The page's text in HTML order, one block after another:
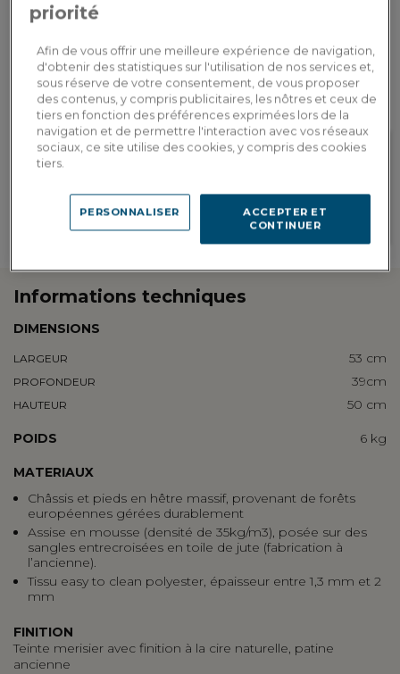
Estimer mes frais de livraison par pays
Gagnez 35 points de fidélité, soit
une réduction de 7,00€ à valoir
sur votre prochaine commande
showroom
Retrouvez les adresses de nos
showrooms
Informations techniques
DIMENSIONS
LARGEUR 53 cm
PROFONDEUR 39cm
HAUTEUR 50 cm
POIDS 6 kg
MATERIAUX
Châssis et pieds en hêtre massif, provenant de forêts
européennes gérées durablement
Assise en mousse (densité de 35kg/m3), posée sur des
sangles entrecroisées en toile de jute (fabrication à
l’ancienne).
Tissu easy to clean polyester, épaisseur entre 1,3 mm et 2
mm
FINITION
Teinte merisier avec finition à la cire naturelle, patine
ancienne
priorité
Afin de vous offrir une meilleure expérience de navigation,
d'obtenir des statistiques sur l'utilisation de nos services et,
sous réserve de votre consentement, de vous proposer
des contenus, y compris publicitaires, les nôtres et ceux de
tiers en fonction des préférences exprimées lors de la
navigation et de permettre l'interaction avec vos réseaux
sociaux, ce site utilise des cookies, y compris des cookies
tiers.
ACCEPTER ET
CONTINUER
PERSONNALISER